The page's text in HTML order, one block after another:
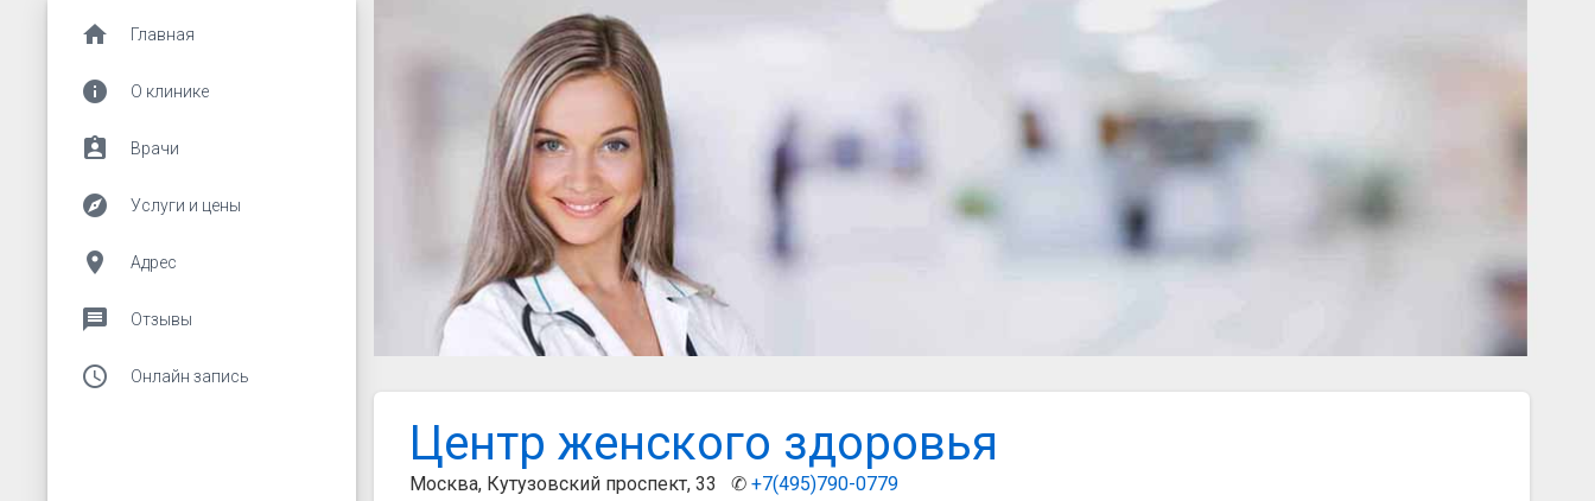
home Главная
info О клинике
assignment_ind Врачи
explore Услуги и цены
place Адрес
message Отзывы
access_time Онлайн запись
Центр женского здоровья
Москва, Кутузовский проспект, 33 ✆ +7(495)790-0779